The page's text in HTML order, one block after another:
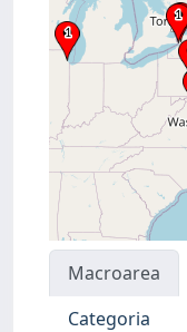
Macroarea
Categoria